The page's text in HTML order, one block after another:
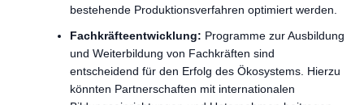
bestehende Produktionsverfahren optimiert werden.
Fachkräfteentwicklung: Programme zur Ausbildung
und Weiterbildung von Fachkräften sind
entscheidend für den Erfolg des Ökosystems. Hierzu
könnten Partnerschaften mit internationalen